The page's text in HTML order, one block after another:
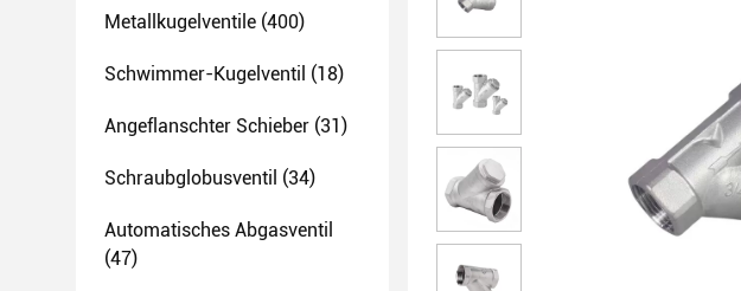
Metallkugelventile (400)
Schwimmer-Kugelventil (18)
Angeflanschter Schieber (31)
Schraubglobusventil (34)
Automatisches Abgasventil
(47)